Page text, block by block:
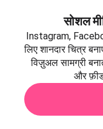
सोशल
Instagram,
लिए शानदार चित्र
विज़ुअल सामग्री
और